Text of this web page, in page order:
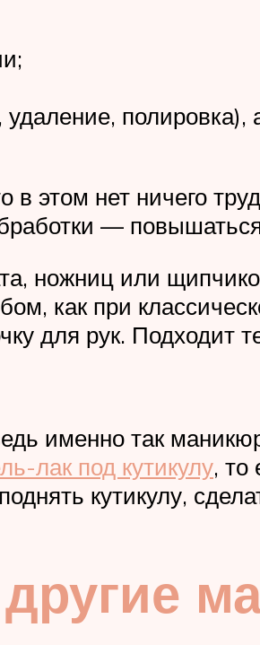
полировка),
в этом нет ничего
—
ножниц или
как при
для рук. Подходит
именно так
лак под кутикулу, то
кутикулу,